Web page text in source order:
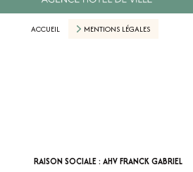
ACCUEIL MENTIONS LÉGALES
RAISON SOCIALE : AHV FRANCK GABRIEL